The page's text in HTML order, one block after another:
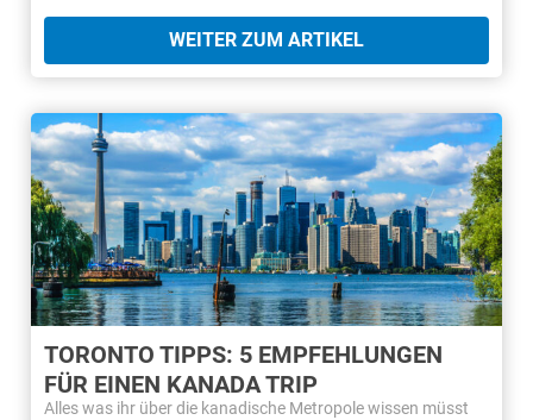
WEITER ZUM ARTIKEL
TORONTO TIPPS: 5 EMPFEHLUNGEN
FÜR EINEN KANADA TRIP
Alles was ihr über die kanadische Metropole wissen müsst